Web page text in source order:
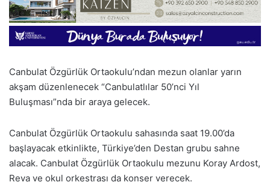
Canbulat Özgürlük Ortaokulu’ndan mezun olanlar yarın
akşam düzenlenecek “Canbulatlılar 50’nci Yıl
Buluşması”nda bir araya gelecek.
Canbulat Özgürlük Ortaokulu sahasında saat 19.00’da
başlayacak etkinlikte, Türkiye’den Destan grubu sahne
alacak. Canbulat Özgürlük Ortaokulu mezunu Koray Ardost,
Reva ve okul orkestrası da konser verecek.